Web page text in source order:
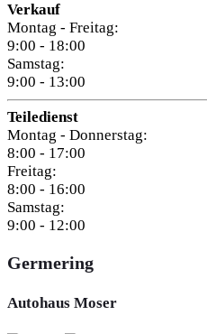
Verkauf
Montag - Freitag:
9:00 - 18:00
Samstag:
9:00 - 13:00
Teiledienst
Montag - Donnerstag:
8:00 - 17:00
Freitag:
8:00 - 16:00
Samstag:
9:00 - 12:00
Germering
Autohaus Moser